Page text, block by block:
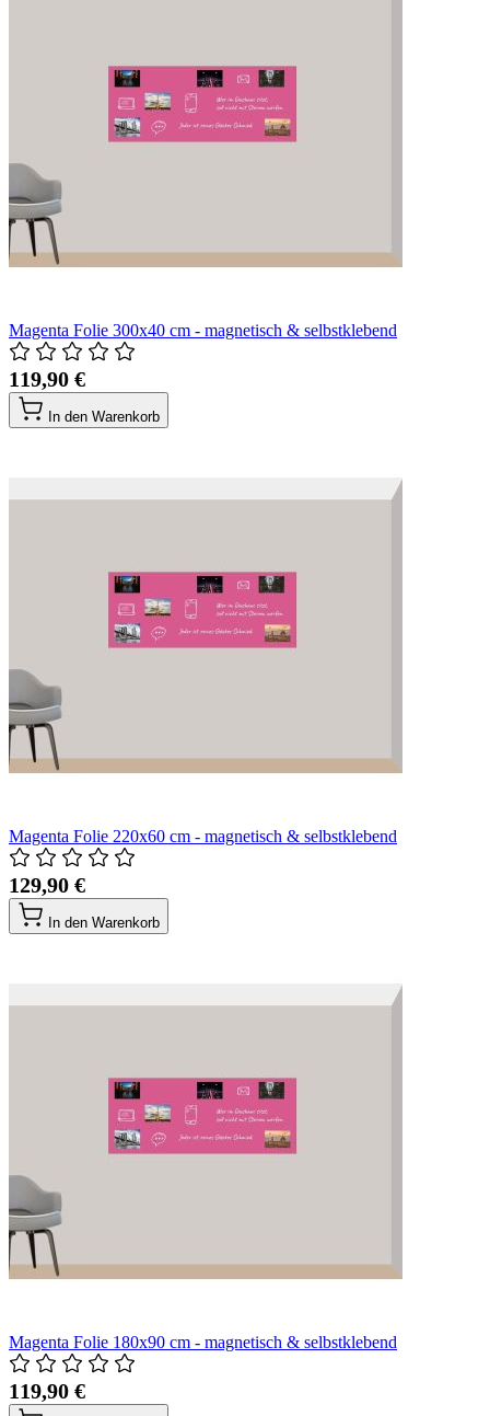
Magenta Folie 300x40 cm - magnetisch & selbstklebend
119,90 €
In den Warenkorb
Magenta Folie 220x60 cm - magnetisch & selbstklebend
129,90 €
In den Warenkorb
Magenta Folie 180x90 cm - magnetisch & selbstklebend
119,90 €